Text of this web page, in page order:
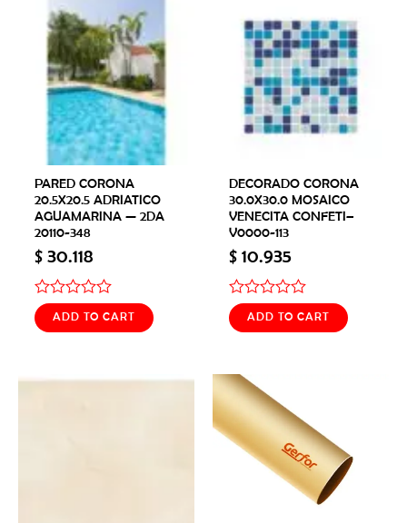
PARED CORONA
20.5X20.5 ADRIATICO
AGUAMARINA — 2DA
20110-348
$30.118
Rated
0
out
ADD TO CART
DECORADO CORONA
30.0X30.0 MOSAICO
VENECITA CONFETI–
V0000-113
$10.935
Rated
0
out
ADD TO CART